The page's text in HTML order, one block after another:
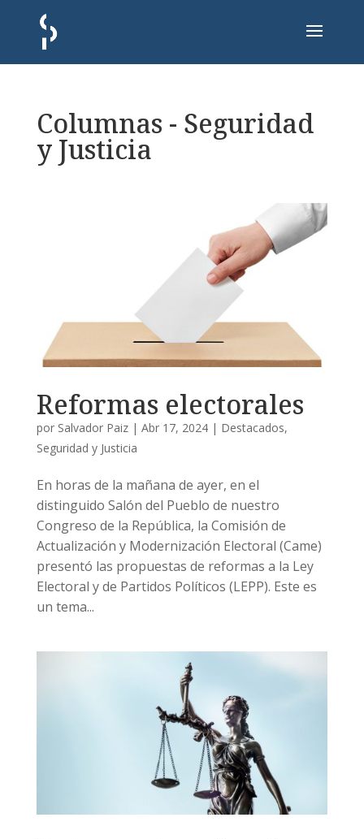
Columnas - Seguridad
y Justicia
Reformas electorales
por Salvador Paiz| Abr 17, 2024| Destacados,
Seguridad y Justicia
En horas de la mañana de ayer, en el
distinguido Salón del Pueblo de nuestro
Congreso de la República, la Comisión de
Actualización y Modernización Electoral (Came)
presentó las propuestas de reformas a la Ley
Electoral y de Partidos Políticos (LEPP). Este es
un tema...